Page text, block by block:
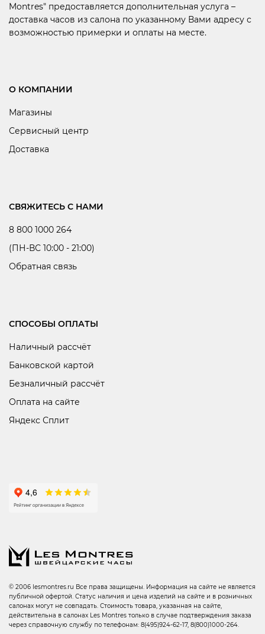
Montres" предоставляется дополнительная услуга –
доставка часов из салона по указанному Вами адресу с
возможностью примерки и оплаты на месте.
О КОМПАНИИ
Магазины
Сервисный центр
Доставка
СВЯЖИТЕСЬ С НАМИ
8 800 1000 264
(ПН-ВС 10:00 - 21:00)
Обратная связь
СПОСОБЫ ОПЛАТЫ
Наличный рассчёт
Банковской картой
Безналичный рассчёт
Оплата на сайте
Яндекс Сплит
© 2006 lesmontres.ru Все права защищены. Информация на сайте не является
публичной офертой. Статус наличия и цена изделий на сайте и в розничных
салонах могут не совпадать. Стоимость товара, указанная на сайте,
действительна в салонах Les Montres только в случае подтверждения заказа
через справочную службу по телефонам: 8(495)924-62-17, 8(800)1000-264.